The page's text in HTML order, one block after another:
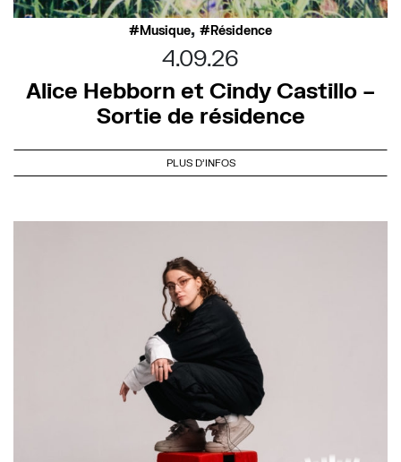
Musique, Résidence
4.09.26
Alice Hebborn et Cindy Castillo –
Sortie de résidence
PLUS D'INFOS